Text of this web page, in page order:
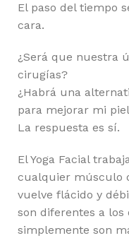
El paso del tiempo
cara.
¿Será que nuestra
cirugías?
¿Habrá una
para mejorar mi
La respuesta es sí.
El Yoga Facial
cualquier músculo
vuelve flácido y
son diferentes a los
simplemente son